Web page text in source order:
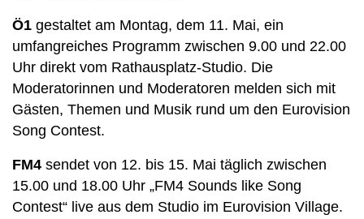
Ö1 gestaltet am Montag, dem 11. Mai, ein
umfangreiches Programm zwischen 9.00 und 22.00
Uhr direkt vom Rathausplatz-Studio. Die
Moderatorinnen und Moderatoren melden sich mit
Gästen, Themen und Musik rund um den Eurovision
Song Contest.
FM4 sendet von 12. bis 15. Mai täglich zwischen
15.00 und 18.00 Uhr „FM4 Sounds like Song
Contest“ live aus dem Studio im Eurovision Village.